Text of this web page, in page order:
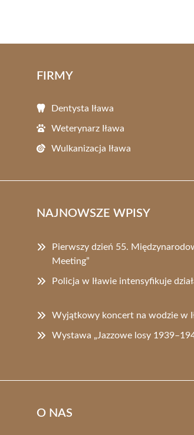
FIRMY
Dentysta Iława
Weterynarz Iława
Wulkanizacja Iława
NAJNOWSZE WPISY
Pierwszy dzień 55.
Meeting”
Policja w Iławie intensyfikuje
Wyjątkowy koncert na wodzie w
Wystawa „Jazzowe losy
O NAS